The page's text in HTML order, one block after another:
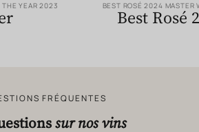
THE YEAR 2023 BEST ROSÉ 2024 MASTER
Best Rosé
FRÉQUENTES
sur nos vins